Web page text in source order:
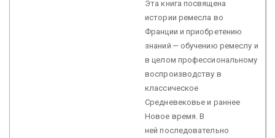
Эта книга посвящена
истории ремесла во
Франции и приобретению
знаний — обучению ремеслу и
в целом профессиональному
воспроизводству в
классическое
Средневековье и раннее
Новое время. В
ней последовательно